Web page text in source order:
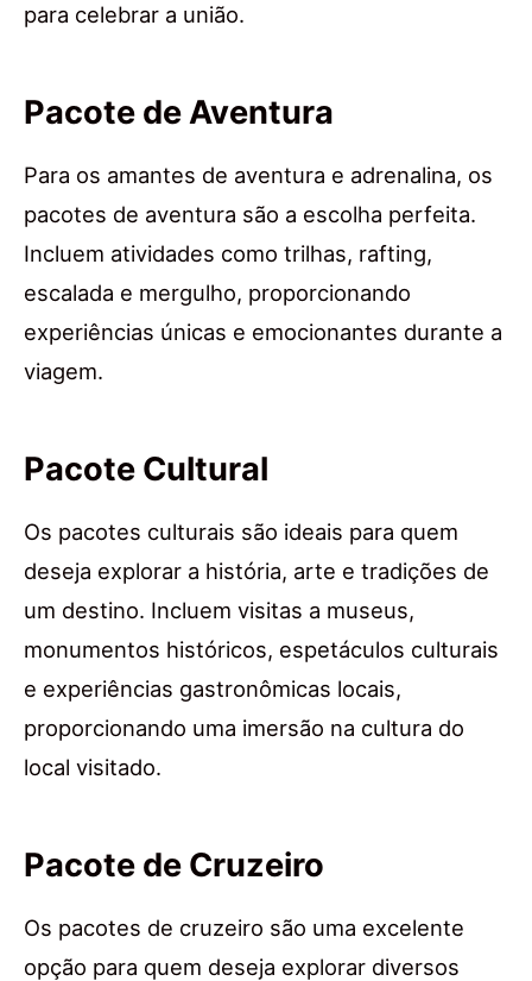
para celebrar a união.
Pacote de Aventura
Para os amantes de aventura e adrenalina, os
pacotes de aventura são a escolha perfeita.
Incluem atividades como trilhas, rafting,
escalada e mergulho, proporcionando
experiências únicas e emocionantes durante a
viagem.
Pacote Cultural
Os pacotes culturais são ideais para quem
deseja explorar a história, arte e tradições de
um destino. Incluem visitas a museus,
monumentos históricos, espetáculos culturais
e experiências gastronômicas locais,
proporcionando uma imersão na cultura do
local visitado.
Pacote de Cruzeiro
Os pacotes de cruzeiro são uma excelente
opção para quem deseja explorar diversos